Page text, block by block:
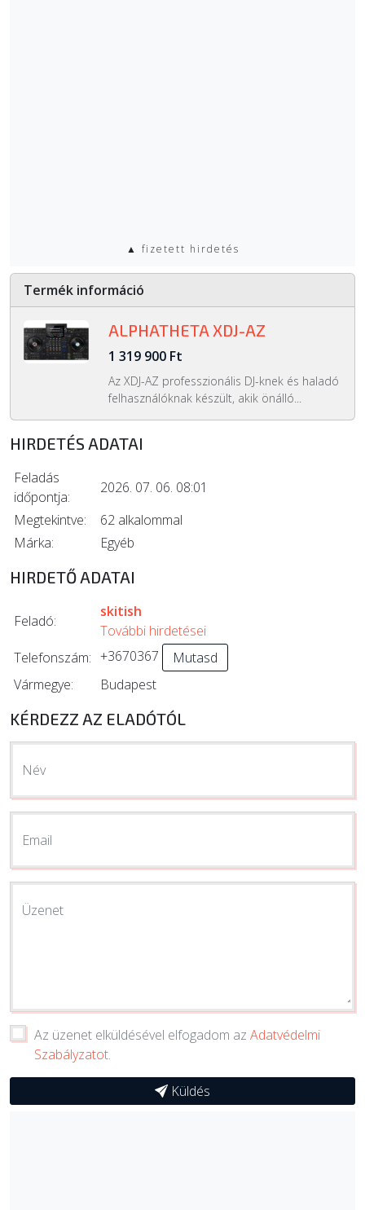
▲ fizetett hirdetés
Termék információ
ALPHATHETA XDJ-AZ
1 319 900 Ft
Az XDJ-AZ professzionális DJ-knek és haladó
felhasználóknak készült, akik önálló...
HIRDETÉS ADATAI
Feladás
időpontja:
2026. 07. 06. 08:01
Megtekintve:
62 alkalommal
Márka:
Egyéb
HIRDETŐ ADATAI
Feladó:
skitish
További hirdetései
Telefonszám: +3670367
Mutasd
Vármegye:
Budapest
KÉRDEZZ AZ ELADÓTÓL
Név
Email
Üzenet
Az üzenet elküldésével elfogadom az Adatvédelmi
Szabályzatot.
Küldés